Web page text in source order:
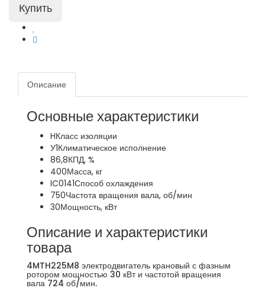
Описание
Основные характеристики
HКласс изоляции
У1Климатическое исполнение
86,8КПД, %
400Масса, кг
IC0141Способ охлаждения
750Частота вращения вала, об/мин
30Мощность, кВт
Описание и характеристики
товара
4MTH225M8 электродвигатель крановый с фазным
ротором мощностью 30 кВт и частотой вращения
вала 724 об/мин.